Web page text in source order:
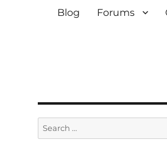
Blog Forums
Search
for: